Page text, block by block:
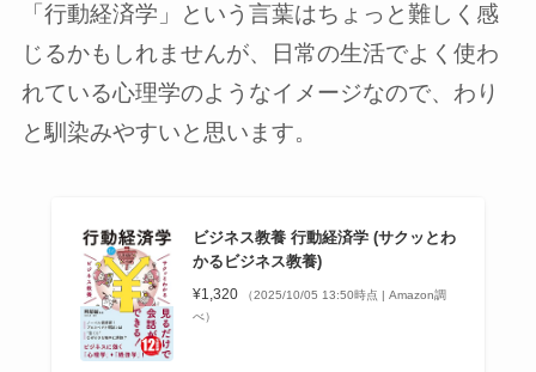
「行動経済学」という言葉はちょっと難しく感
じるかもしれませんが、日常の生活でよく使わ
れている心理学のようなイメージなので、わり
と馴染みやすいと思います。
ビジネス教養 行動経済学 (サクッとわ
かるビジネス教養)
¥1,320
（2025/10/05 13:50時点 | Amazon調
べ）